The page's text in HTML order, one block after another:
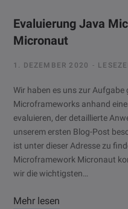
Evaluierung Java
Micronaut
1. DEZEMBER 2020
Wir haben es uns zur Aufgabe
Microframeworks anhand
evaluieren, der detaillierte
unserem ersten Blog-Post
ist unter dieser Adresse zu
Microframework Micronaut
wir die wichtigsten…
Mehr lesen